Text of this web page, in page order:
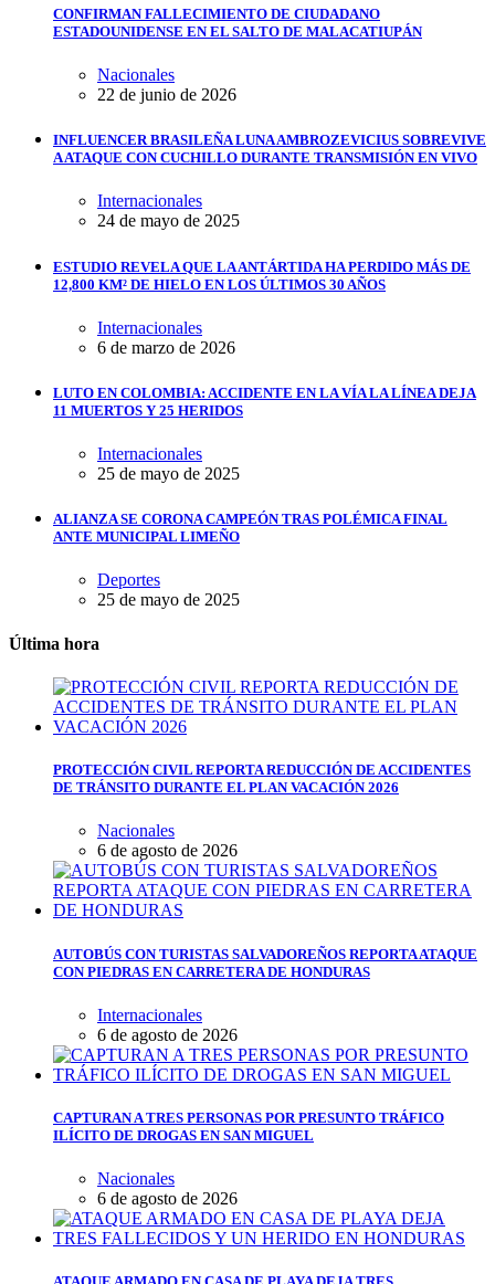
CONFIRMAN FALLECIMIENTO DE CIUDADANO
ESTADOUNIDENSE EN EL SALTO DE MALACATIUPÁN
Nacionales
22 de junio de 2026
INFLUENCER BRASILEÑA LUNA AMBROZEVICIUS SOBREVIVE
A ATAQUE CON CUCHILLO DURANTE TRANSMISIÓN EN VIVO
Internacionales
24 de mayo de 2025
ESTUDIO REVELA QUE LA ANTÁRTIDA HA PERDIDO MÁS DE
12,800 KM² DE HIELO EN LOS ÚLTIMOS 30 AÑOS
Internacionales
6 de marzo de 2026
LUTO EN COLOMBIA: ACCIDENTE EN LA VÍA LA LÍNEA DEJA
11 MUERTOS Y 25 HERIDOS
Internacionales
25 de mayo de 2025
ALIANZA SE CORONA CAMPEÓN TRAS POLÉMICA FINAL
ANTE MUNICIPAL LIMEÑO
Deportes
25 de mayo de 2025
Última hora
PROTECCIÓN CIVIL REPORTA REDUCCIÓN DE ACCIDENTES
DE TRÁNSITO DURANTE EL PLAN VACACIÓN 2026
Nacionales
6 de agosto de 2026
AUTOBÚS CON TURISTAS SALVADOREÑOS REPORTA ATAQUE
CON PIEDRAS EN CARRETERA DE HONDURAS
Internacionales
6 de agosto de 2026
CAPTURAN A TRES PERSONAS POR PRESUNTO TRÁFICO
ILÍCITO DE DROGAS EN SAN MIGUEL
Nacionales
6 de agosto de 2026